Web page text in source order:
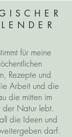
für meine
Rezepte und
Arbeit und die
die mitten im
der Natur lebt.
die Ideen und
darf.